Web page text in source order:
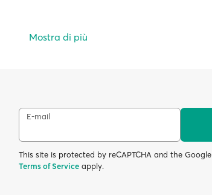
Mostra di più
E-mail
This site is protected by reCAPTCHA and the Google
Terms of Service apply.